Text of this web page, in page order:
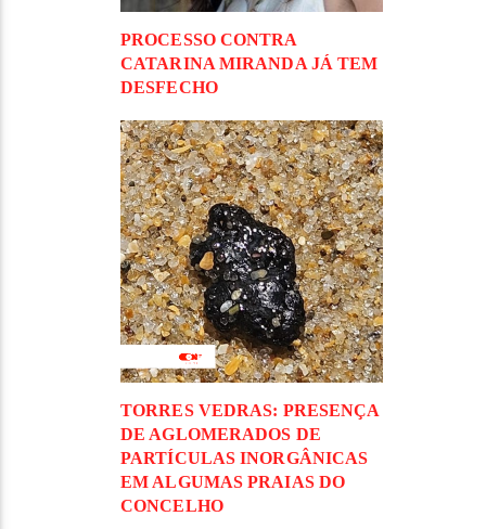
PROCESSO CONTRA
CATARINA MIRANDA JÁ TEM
DESFECHO
TORRES VEDRAS: PRESENÇA
DE AGLOMERADOS DE
PARTÍCULAS INORGÂNICAS
EM ALGUMAS PRAIAS DO
CONCELHO